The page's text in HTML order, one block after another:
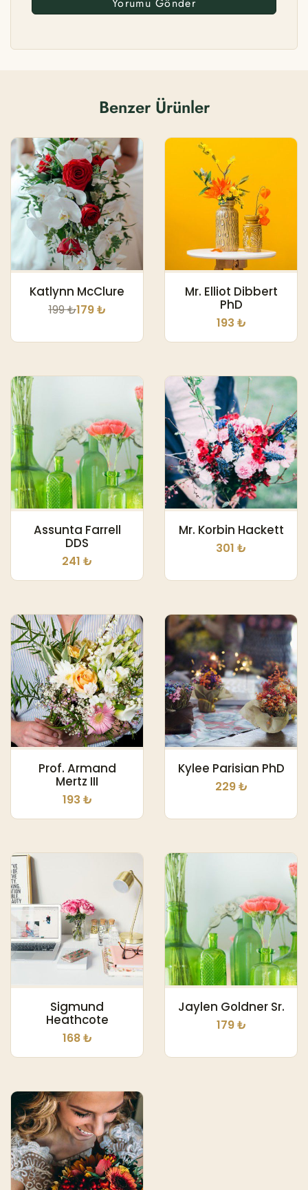
Benzer Ürünler
Katlynn McClure
199 ₺179 ₺
Mr. Elliot Dibbert
PhD
193 ₺
Assunta Farrell
DDS
241 ₺
Mr. Korbin Hackett
301 ₺
Prof. Armand
Mertz III
193 ₺
Kylee Parisian PhD
229 ₺
Sigmund
Heathcote
168 ₺
Jaylen Goldner Sr.
179 ₺